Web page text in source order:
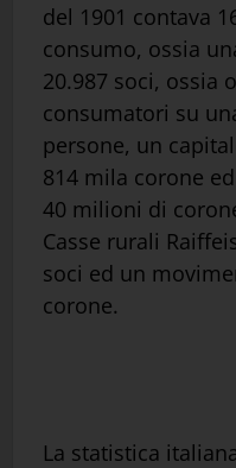
del 1901 contava
consumo, ossia
20.987 soci, ossia
consumatori su
persone, un
814 mila corone
40 milioni di
Casse rurali
soci ed un
corone.
La statistica